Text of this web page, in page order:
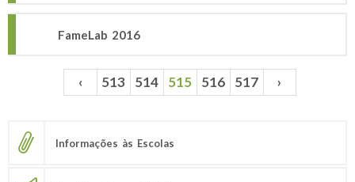
FameLab 2016
Páginas ‹ 513 514 515 516 517 ›
Informações às Escolas